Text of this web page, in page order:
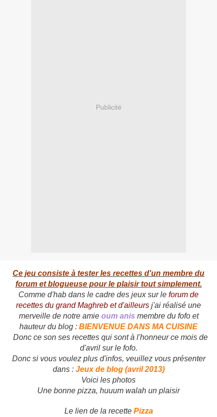
Publicité
Ce jeu consiste à tester les recettes d'un membre du
forum et blogueuse pour le plaisir tout simplement.
Comme d'hab dans le cadre des jeux sur le forum de
recettes du grand Maghreb et d'ailleurs j'ai réalisé une
merveille de notre amie oum anis membre du fofo et
hauteur du blog : BIENVENUE DANS MA CUISINE
Donc ce son ses recettes qui sont à l'honneur ce mois de
d'avril sur le fofo.
Donc si vous voulez plus d'infos, veuillez vous présenter
dans : Jeux de blog (avril 2013)
Voici les photos
Une bonne pizza, huuum walah un plaisir
Le lien de la recette Pizza